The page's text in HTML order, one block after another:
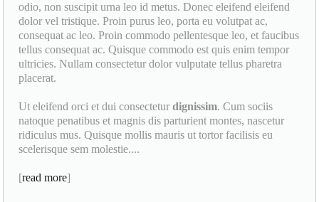
odio, non suscipit urna leo id metus. Donec eleifend eleifend
dolor vel tristique. Proin purus leo, porta eu volutpat ac,
consequat ac leo. Proin commodo pellentesque leo, et faucibus
tellus consequat ac. Quisque commodo est quis enim tempor
ultricies. Nullam consectetur dolor vulputate tellus pharetra
placerat.
Ut eleifend orci et dui consecteturdignissim. Cum sociis
natoque penatibus et magnis dis parturient montes, nascetur
ridiculus mus. Quisque mollis mauris ut tortor facilisis eu
scelerisque sem molestie....
[read more]